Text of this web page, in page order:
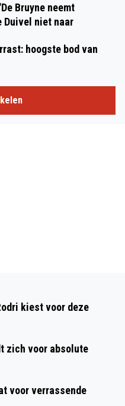
Bruyne neemt
Duivel niet naar
hoogste bod van
kiest voor deze
zich voor absolute
voor verrassende